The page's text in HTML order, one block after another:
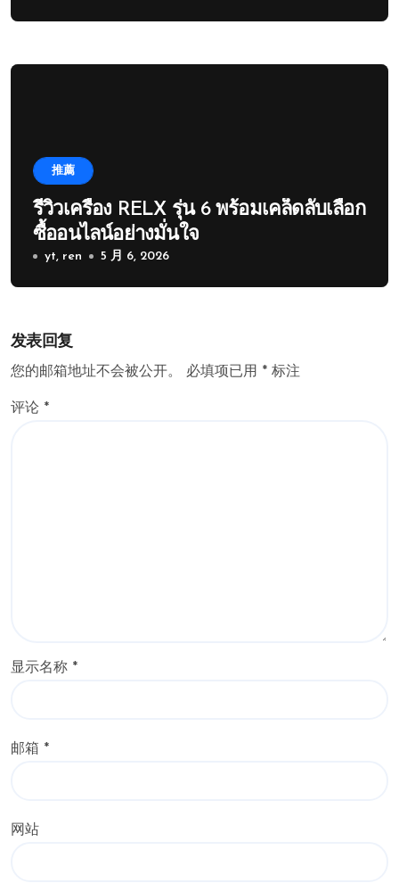
推薦
รีวิวเครื่อง RELX รุ่น 6 พร้อมเคล็ดลับเลือก
ซื้ออนไลน์อย่างมั่นใจ
yt, ren 5 月 6, 2026
发表回复
您的邮箱地址不会被公开。 必填项已用 * 标注
评论 *
显示名称 *
邮箱 *
网站